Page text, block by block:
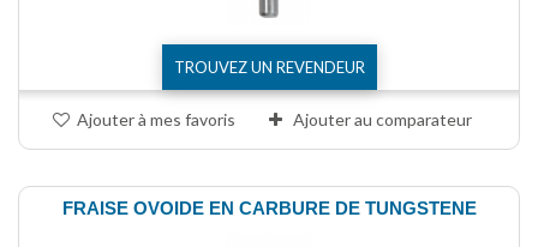
TROUVEZ UN REVENDEUR
Ajouter à mes favoris Ajouter au comparateur
FRAISE OVOIDE EN CARBURE DE TUNGSTENE